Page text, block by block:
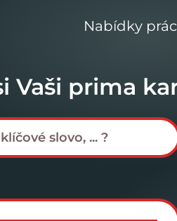
Nabídky
Vaši prima